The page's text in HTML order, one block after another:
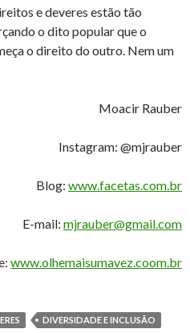
e deveres estão tão
o dito popular que o
o direito do outro. Nem um
Moacir Rauber
Instagram: @mjrauber
Blog: www.facetas.com.br
E-mail: mjrauber@gmail.com
www.olhemaisumavez.coom.br
DIVERSIDADE E INCLUSÃO